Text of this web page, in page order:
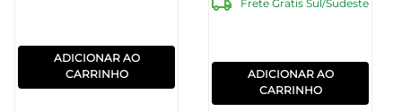
ADICIONAR AO
CARRINHO
Frete Gratis Sul/Sudeste
ADICIONAR AO
CARRINHO